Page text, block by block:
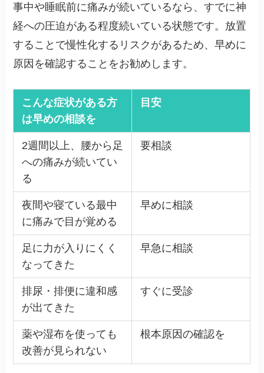
事中や睡眠前に痛みが続いているなら、すでに神
経への圧迫がある程度続いている状態です。放置
することで慢性化するリスクがあるため、早めに
原因を確認することをお勧めします。
こんな症状がある方
は早めの相談を
目安
2週間以上、腰から足
への痛みが続いてい
る
要相談
夜間や寝ている最中
に痛みで目が覚める
早めに相談
足に力が入りにくく
なってきた
早急に相談
排尿・排便に違和感
が出てきた
すぐに受診
薬や湿布を使っても
改善が見られない
根本原因の確認を